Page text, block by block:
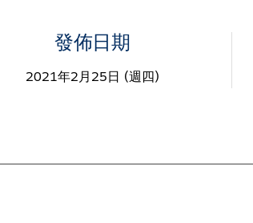
發佈日期
2021年2月25日 (週四)